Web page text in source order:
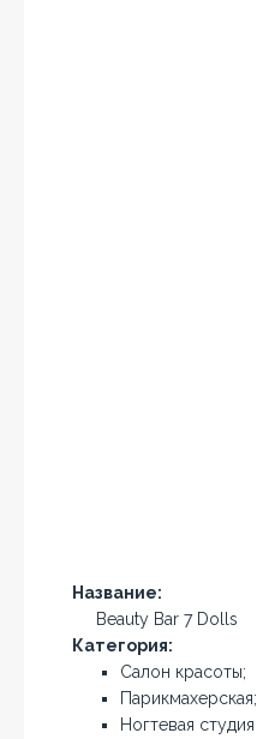
Название:
Beauty Bar 7 Dolls
Категория:
Салон красоты;
Парикмахерская;
Ногтевая студия